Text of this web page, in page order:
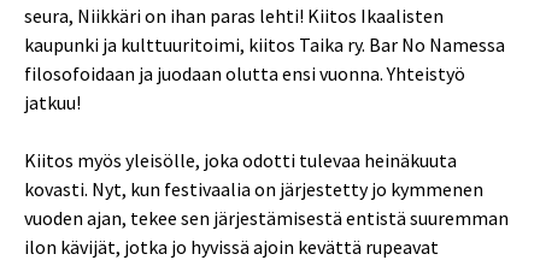
seura, Niikkäri on ihan paras lehti! Kiitos Ikaalisten
kaupunki ja kulttuuritoimi, kiitos Taika ry. Bar No Namessa
filosofoidaan ja juodaan olutta ensi vuonna. Yhteistyö
jatkuu!
Kiitos myös yleisölle, joka odotti tulevaa heinäkuuta
kovasti. Nyt, kun festivaalia on järjestetty jo kymmenen
vuoden ajan, tekee sen järjestämisestä entistä suuremman
ilon kävijät, jotka jo hyvissä ajoin kevättä rupeavat